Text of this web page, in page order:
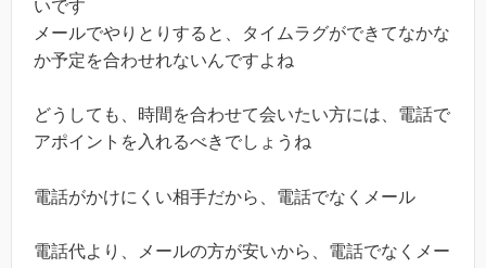
いです
メールでやりとりすると、タイムラグができてなかな
か予定を合わせれないんですよね
どうしても、時間を合わせて会いたい方には、電話で
アポイントを入れるべきでしょうね
電話がかけにくい相手だから、電話でなくメール
電話代より、メールの方が安いから、電話でなくメー